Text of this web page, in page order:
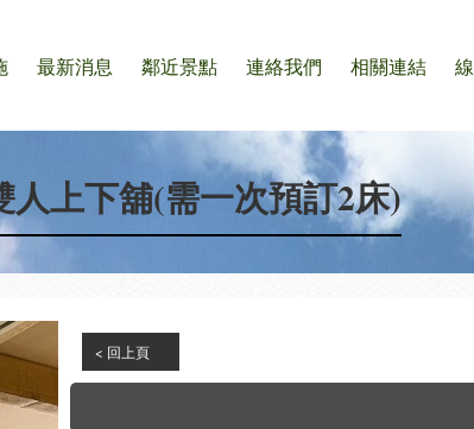
最新消息 鄰近景點 連絡我們 相關連結
上下舖(需一次預訂2床)
< 回上頁